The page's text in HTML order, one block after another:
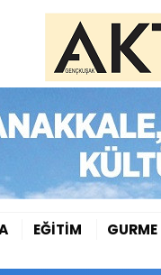
EĞİTİM GURME